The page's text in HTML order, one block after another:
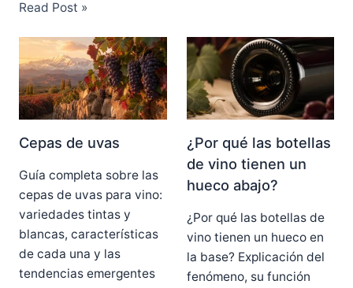
Read Post »
Cepas de uvas
Guía completa sobre las
cepas de uvas para vino:
variedades tintas y
blancas, características
de cada una y las
tendencias emergentes
¿Por qué las botellas
de vino tienen un
hueco abajo?
¿Por qué las botellas de
vino tienen un hueco en
la base? Explicación del
fenómeno, su función